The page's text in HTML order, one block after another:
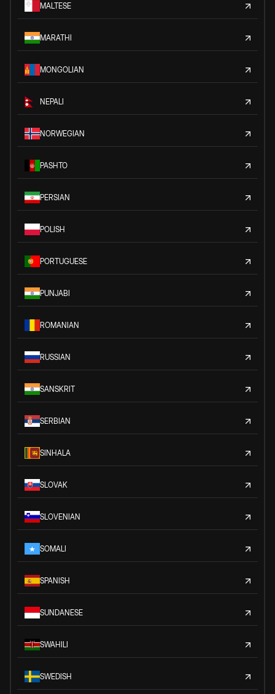
MALTESE
MARATHI
MONGOLIAN
NEPALI
NORWEGIAN
PASHTO
PERSIAN
POLISH
PORTUGUESE
PUNJABI
ROMANIAN
RUSSIAN
SANSKRIT
SERBIAN
SINHALA
SLOVAK
SLOVENIAN
SOMALI
SPANISH
SUNDANESE
SWAHILI
SWEDISH